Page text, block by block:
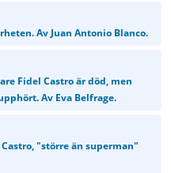
Av Juan Antonio Blanco.
Fidel Castro är död, men
Av Eva Belfrage.
"större än superman"